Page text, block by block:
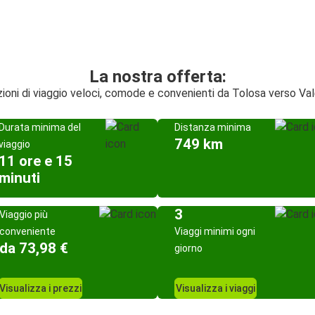
La nostra offerta:
di viaggio veloci, comode e convenienti da Tolosa verso
Durata minima del
11 ore e 15
minuti
Distanza minima
749 km
Viaggio più
conveniente
da 73,98 €
Visualizza i prezzi
3
Viaggi minimi ogni
giorno
Visualizza i viaggi